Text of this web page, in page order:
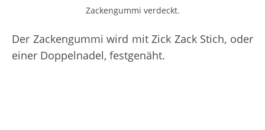
Zackengummi verdeckt.
Der Zackengummi wird mit Zick Zack Stich, oder
einer Doppelnadel, festgenäht.